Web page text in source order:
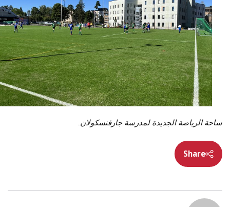
ساحة الرياضة الجديدة لمدرسة جارفنسكولان.
Share